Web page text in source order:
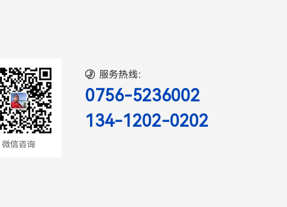
微信咨询
 服务热线：
0756-5236002
134-1202-0202